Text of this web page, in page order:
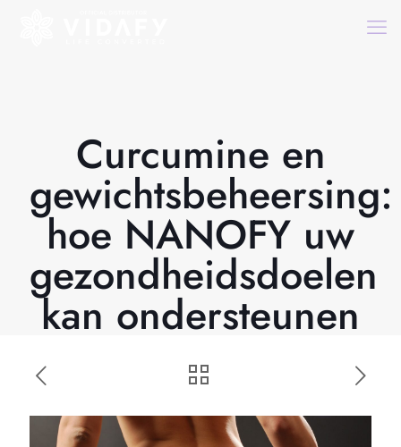
Curcumine en
gewichtsbeheersing:
hoe NANOFY uw
gezondheidsdoelen
kan ondersteunen